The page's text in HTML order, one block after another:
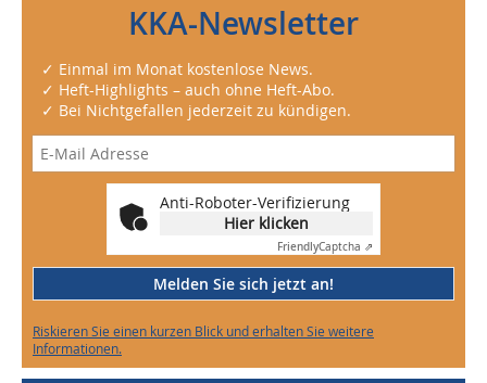
KKA-Newsletter
✓ Einmal im Monat kostenlose News.
✓ Heft-Highlights – auch ohne Heft-Abo.
✓ Bei Nichtgefallen jederzeit zu kündigen.
Anti-Roboter-Verifizierung
Hier klicken
FriendlyCaptcha ⇗
Melden Sie sich jetzt an!
Riskieren Sie einen kurzen Blick und erhalten Sie weitere
Informationen.